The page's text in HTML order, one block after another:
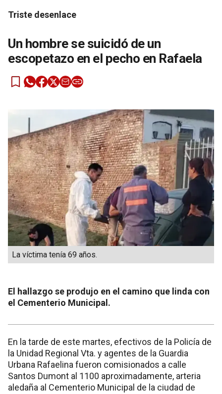
Triste desenlace
Un hombre se suicidó de un
escopetazo en el pecho en Rafaela
La víctima tenía 69 años.
El hallazgo se produjo en el camino que linda con
el Cementerio Municipal.
En la tarde de este martes, efectivos de la Policía de
la Unidad Regional Vta. y agentes de la Guardia
Urbana Rafaelina fueron comisionados a calle
Santos Dumont al 1100 aproximadamente, arteria
aledaña al Cementerio Municipal de la ciudad de